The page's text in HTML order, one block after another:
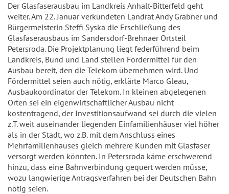
Der Glasfaserausbau im Landkreis Anhalt-Bitterfeld geht
weiter. Am 22. Januar verkündeten Landrat Andy Grabner und
Bürgermeisterin Steffi Syska die Erschließung des
Glasfaserausbaus im Sandersdorf-Brehnaer Ortsteil
Petersroda. Die Projektplanung liegt federführend beim
Landkreis, Bund und Land stellen Fördermittel für den
Ausbau bereit, den die Telekom übernehmen wird. Und
Fördermittel seien auch nötig, erklärte Marco Gleau,
Ausbaukoordinator der Telekom. In kleinen abgelegenen
Orten sei ein eigenwirtschaftlicher Ausbau nicht
kostentragend, der Investitionsaufwand sei durch die vielen
z.T. weit auseinander liegenden Einfamilienhäuser viel höher
als in der Stadt, wo z.B. mit dem Anschluss eines
Mehrfamilienhauses gleich mehrere Kunden mit Glasfaser
versorgt werden könnten. In Petersroda käme erschwerend
hinzu, dass eine Bahnverbindung gequert werden müsse,
wozu langwierige Antragsverfahren bei der Deutschen Bahn
nötig seien.